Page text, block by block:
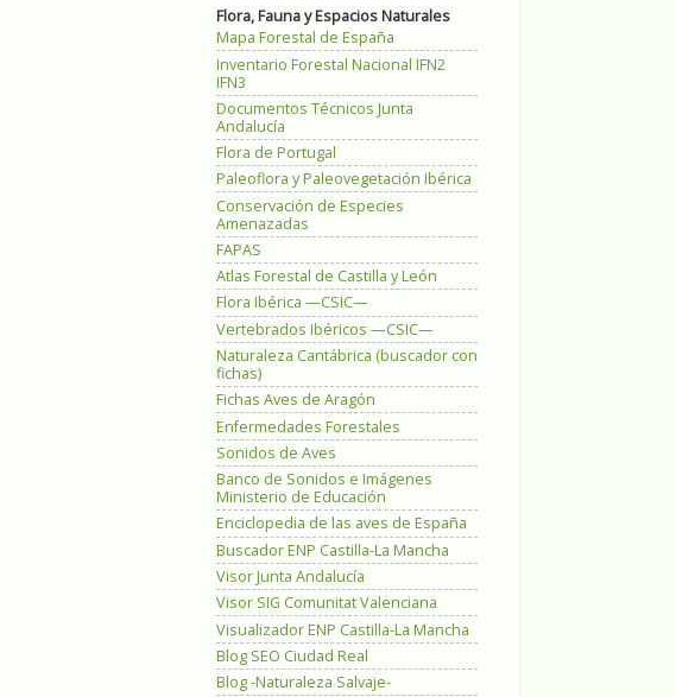
Flora, Fauna y Espacios Naturales
Mapa Forestal de España
Inventario Forestal Nacional IFN2
IFN3
Documentos Técnicos Junta
Andalucía
Flora de Portugal
Paleoflora y Paleovegetación Ibérica
Conservación de Especies
Amenazadas
FAPAS
Atlas Forestal de Castilla y León
Flora Ibérica —CSIC—
Vertebrados Ibéricos —CSIC—
Naturaleza Cantábrica (buscador con
fichas)
Fichas Aves de Aragón
Enfermedades Forestales
Sonidos de Aves
Banco de Sonidos e Imágenes
Ministerio de Educación
Enciclopedia de las aves de España
Buscador ENP Castilla-La Mancha
Visor Junta Andalucía
Visor SIG Comunitat Valenciana
Visualizador ENP Castilla-La Mancha
Blog SEO Ciudad Real
Blog -Naturaleza Salvaje-